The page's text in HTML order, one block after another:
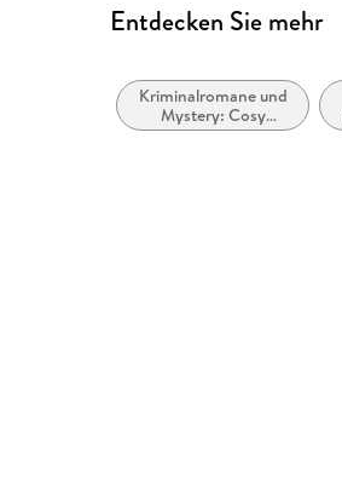
Entdecken Sie mehr
Kriminalromane und
Mystery: Cosy
Mystery